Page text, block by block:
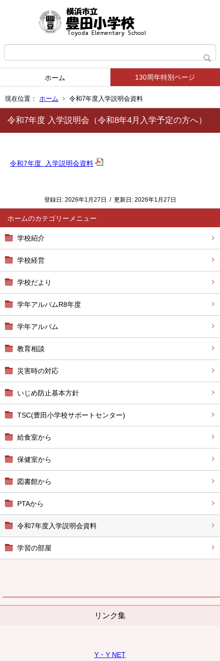
ホーム 130周年特別ページ
現在位置： ホーム 令和7年度入学説明会資料
ホーム
学校紹介
学校経営
学校だより
学年アルバムR8年度
学年アルバム
教育相談
災害時の対応
いじめ防止基本方針
TSC(豊田小学校サポートセンター)
給食室から
保健室から
図書館から
PTAから
令和7年度入学説明会資料
学習の部屋
リンク集
Y・Y NET
令和7年度 入学説明会（令和8年4月入学予定の方へ）
令和7年度 入学説明会資料
登録日: 2026年1月27日 / 更新日: 2026年1月27日